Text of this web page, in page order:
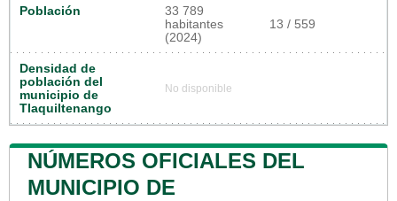
Población
33 789
habitantes
(2024)
13 / 559
Densidad de
población del
municipio de
Tlaquiltenango
No disponible
NÚMEROS OFICIALES DEL
MUNICIPIO DE